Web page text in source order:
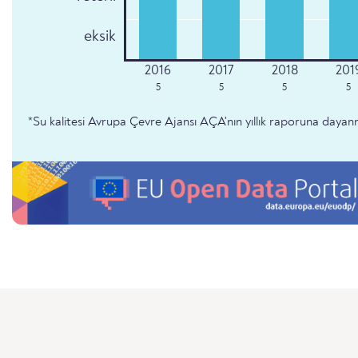
eksik
5 5 5 5
*Su kalitesi Avrupa Çevre Ajansı AÇA'nın yıllık raporuna